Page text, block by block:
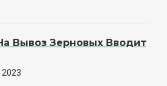
Вывоз Зерновых Вводит
2023